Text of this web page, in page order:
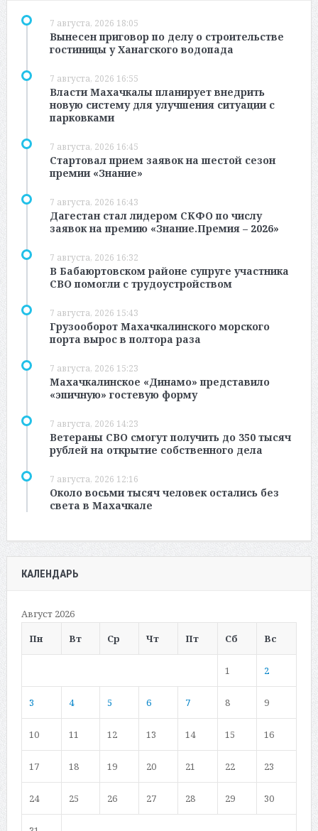
7 августа, 2026 18:05
Вынесен приговор по делу о строительстве
гостиницы у Ханагского водопада
7 августа, 2026 16:55
Власти Махачкалы планирует внедрить
новую систему для улучшения ситуации с
парковками
7 августа, 2026 16:45
Стартовал прием заявок на шестой сезон
премии «Знание»
7 августа, 2026 16:43
Дагестан стал лидером СКФО по числу
заявок на премию «Знание.Премия – 2026»
7 августа, 2026 16:32
В Бабаюртовском районе супруге участника
СВО помогли с трудоустройством
7 августа, 2026 15:43
Грузооборот Махачкалинского морского
порта вырос в полтора раза
7 августа, 2026 15:23
Махачкалинское «Динамо» представило
«эпичную» гостевую форму
7 августа, 2026 14:23
Ветераны СВО смогут получить до 350 тысяч
рублей на открытие собственного дела
7 августа, 2026 12:16
Около восьми тысяч человек остались без
света в Махачкале
КАЛЕНДАРЬ
Август 2026
Пн
Вт Ср Чт Пт Сб Вс
1 2
3 4 5 6 7 8 9
10 11 12 13 14 15 16
17 18 19 20 21 22 23
24 25 26 27 28 29 30